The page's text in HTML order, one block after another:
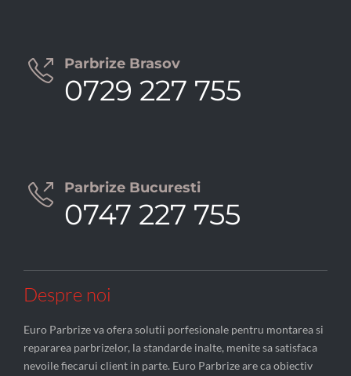
 Parbrize Brasov
0729 227 755
 Parbrize Bucuresti
0747 227 755
Despre noi
Euro Parbrize va ofera solutii porfesionale pentru montarea si
repararea parbrizelor, la standarde inalte, menite sa satisfaca
nevoile fiecarui client in parte. Euro Parbrize are ca obiectiv